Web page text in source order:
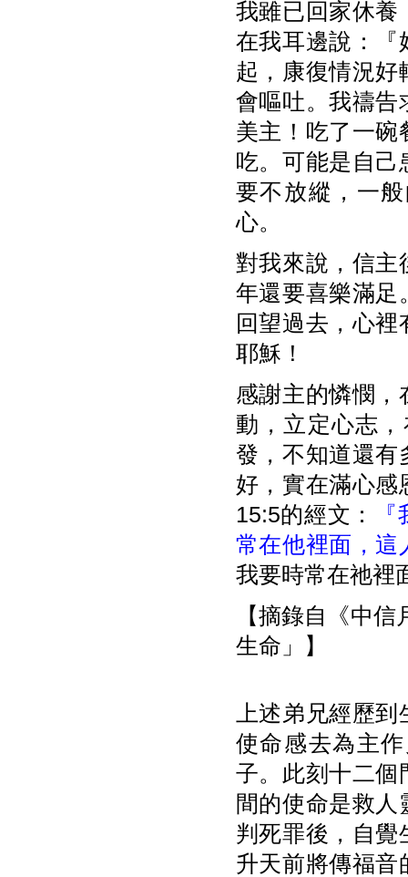
我雖已回家休養
在我耳邊說：『
起，康復情況好
會嘔吐。我禱告
美主！吃了一碗
吃。可能是自己
要不放縱，一
心。
對我來說，信主
年還要喜樂滿足
回望過去，心
耶穌！
感謝主的憐憫，
動，立定心志
發，不知道還有
好，實在滿心感
15:5的經文：
常在他裡面，這
我要時常在祂裡
【摘錄自《中
生命」】
上述弟兄經歷
使命感去為主
子。此刻十二個
間的使命是救
判死罪後，自覺
升天前將傳福音